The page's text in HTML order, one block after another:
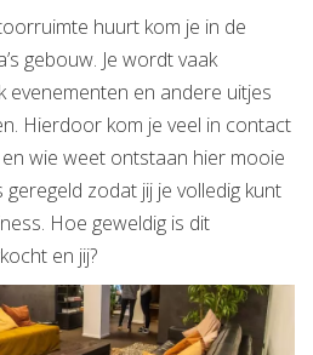
huurt kom je in de
gebouw. Je wordt vaak
evenementen en andere uitjes
Hierdoor kom je veel in contact
wie weet ontstaan hier mooie
zodat jij je volledig kunt
Hoe geweldig is dit
en jij?